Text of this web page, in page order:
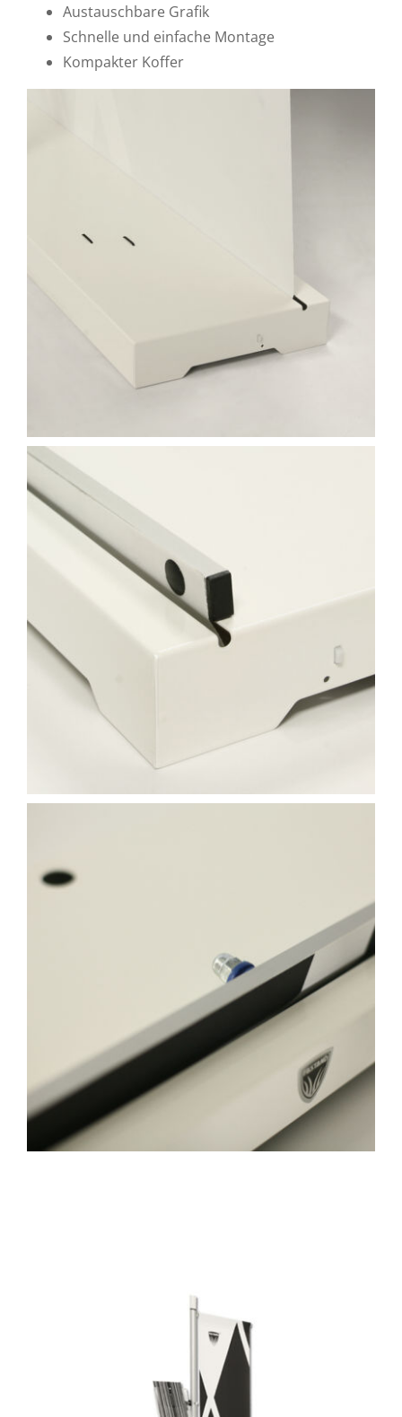
Austauschbare Grafik
Schnelle und einfache Montage
Kompakter Koffer